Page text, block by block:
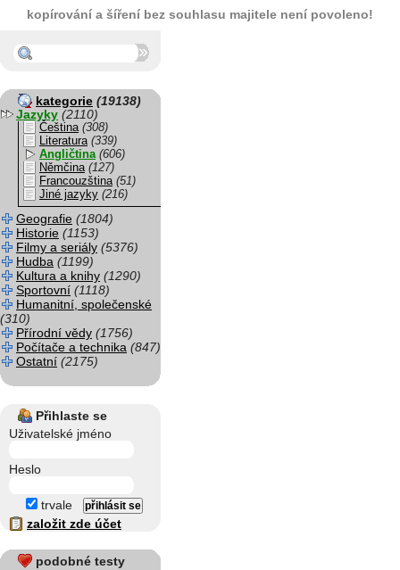
kopírování a šíření bez souhlasu majitele není povoleno!
kategorie (19138)
Jazyky (2110)
Čeština (308)
Literatura (339)
Angličtina (606)
Němčina (127)
Francouzština (51)
Jiné jazyky (216)
Geografie (1804)
Historie (1153)
Filmy a seriály (5376)
Hudba (1199)
Kultura a knihy (1290)
Sportovní (1118)
Humanitní, společenské
(310)
Přírodní vědy (1756)
Počítače a technika (847)
Ostatní (2175)
Přihlaste se
Uživatelské jméno
Heslo
trvale
založit zde účet
podobné testy